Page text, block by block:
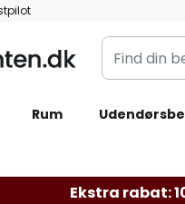
Find
din
Rum
Ekstra rabat: